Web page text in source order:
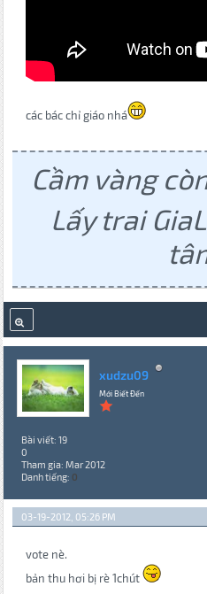
các bác chỉ giáo nhá
Cầm vàng
Lấy trai
xudzu09
Mới Biết Đến
Bài viết: 19
0
Tham gia: Mar 2012
Danh tiếng: 0
03-19-2012, 05:26 PM
vote nè.
bản thu hơi bị rè 1chút